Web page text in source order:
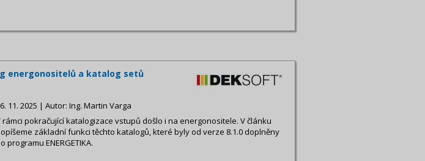
energonositelů a katalog setů
11. 2025 | Autor: Ing. Martin Varga
rámci pokračující katalogizace vstupů došlo i na energonositele. V článku
základní funkci těchto katalogů, které byly od verze 8.1.0 doplněny
programu ENERGETIKA.